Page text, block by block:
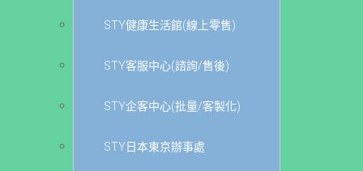
STY健康生活館(線上零售)
STY客服中心(諮詢/售後)
STY企客中心(批量/客製化)
STY日本東京辦事處